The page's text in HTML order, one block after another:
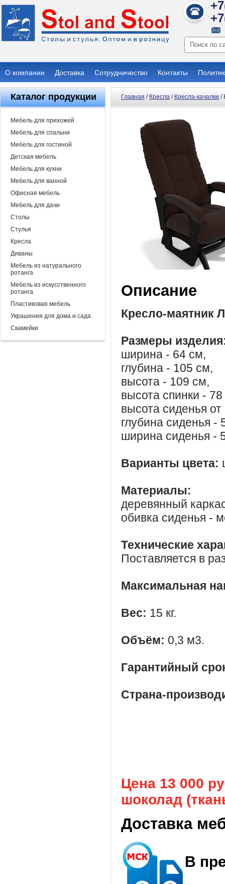
О компании Доставка Сотрудничество Контакты
Каталог продукции
Мебель для прихожей
Мебель для спальни
Мебель для гостиной
Детская мебель
Мебель для кухни
Мебель для ванной
Офисная мебель
Мебель для дачи
Столы
Стулья
Кресла
Диваны
Мебель из натурального
ротанга
Мебель из искусственного
ротанга
Пластиковая мебель
Украшения для дома и сада
Скамейки
Главная / Кресла / Кресла-качалки /
Описание
Кресло-маятник
Размеры
ширина - 64 см,
глубина - 105 см,
высота - 109 см,
высота спинки -
высота сиденья
глубина сиденья -
ширина сиденья -
Варианты цвета:
Материалы:
деревянный
обивка сиденья -
Технические
Поставляется в
Максимальная
Вес: 15 кг.
Объём: 0,3 м3.
Гарантийный
Страна-
Цена 13 000
шоколад
Доставка
В